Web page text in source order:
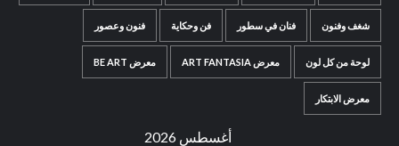
شغف وفنون فنان في سطور فن وحكاية فنون وعصور
لوحة من كل لون معرض ART FANTASIA معرض BE ART
معرض الابتكار
أغسطس 2026